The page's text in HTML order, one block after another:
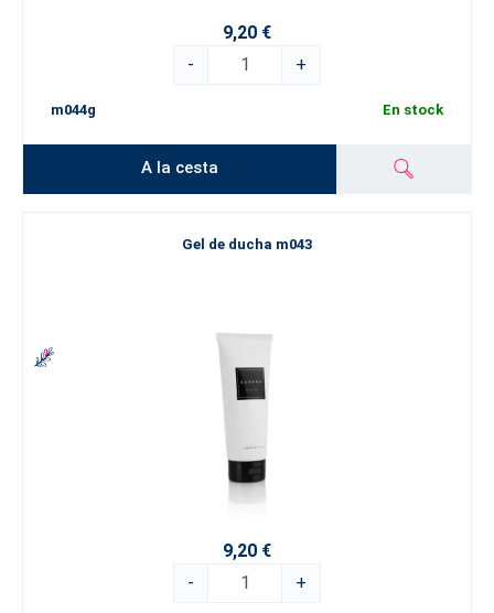
9,20 €
-
+
m044g En stock
A la cesta
Gel de ducha m043
9,20 €
-
+